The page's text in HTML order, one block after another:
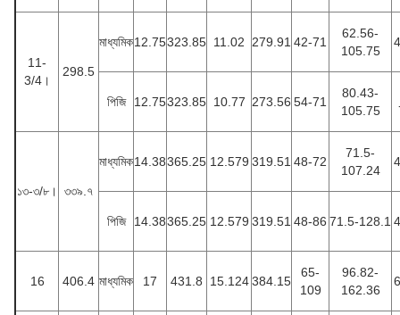
11-
3/4।
298.5
মাধ্যমিক12.75323.85 11.02 279.91 42-71
62.56-
105.75
পিজি 12.75323.85 10.77 273.56 54-71
80.43-
105.75
১৩-৩/৮। ৩৩৯.৭
মাধ্যমিক14.38365.25 12.579 319.51 48-72
71.5-
107.24
পিজি 14.38365.25 12.579 319.51 48-86 71.5-128.1
16 406.4 মাধ্যমিক 17 431.8 15.124 384.15
65-
109
96.82-
162.36